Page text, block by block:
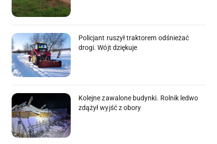
Policjant ruszył traktorem odśnieżać
drogi. Wójt dziękuje
Kolejne zawalone budynki. Rolnik ledwo
zdążył wyjść z obory